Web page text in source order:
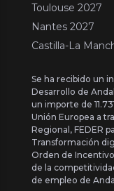
Toulouse 2027
Nantes 2027
Castilla-La
Se ha recibido un
Desarrollo de
un importe de
Unión Europea a
Regional, FEDER
Transformación
Orden de
de la
de empleo de